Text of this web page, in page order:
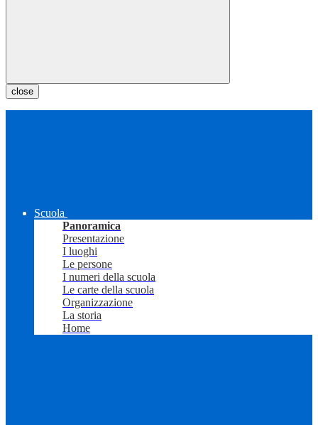
close
Scuola
Panoramica
Presentazione
I luoghi
Le persone
I numeri della scuola
Le carte della scuola
Organizzazione
La storia
Home